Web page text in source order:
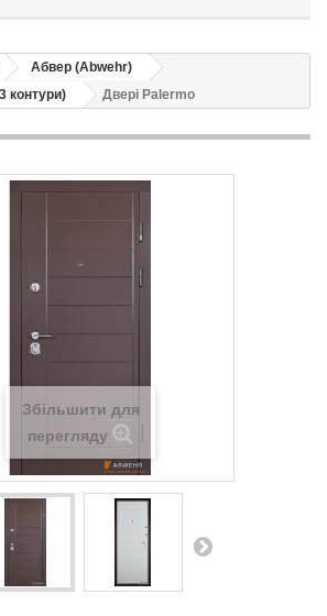
Абвер (Abwehr)
контури)
Двері Palermo
Збільшити для
перегляду